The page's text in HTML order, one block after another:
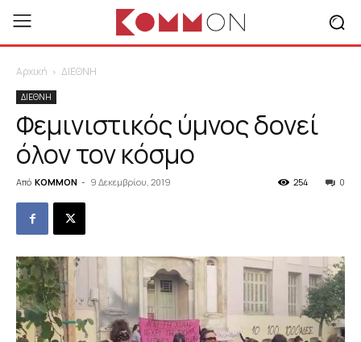
Αρχική ΔΙΕΘΝΗ
ΔΙΕΘΝΗ
Φεμινιστικός ύμνος δονεί
όλον τον κόσμο
Από KOMMON - 9 Δεκεμβρίου, 2019 0
254